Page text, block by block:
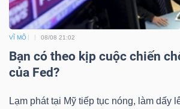
VĨ MÔ 08/08 21:02
Bạn có theo kịp cuộc chiến
của Fed?
Lạm phát tại Mỹ tiếp tục nóng, làm dấy